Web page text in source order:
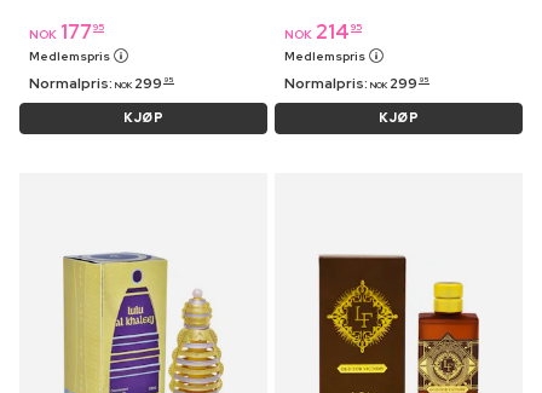
NOK 177 95
Medlemspris
Normalpris: NOK 299 95
KJØP
NOK 214 95
Medlemspris
Normalpris: NOK 299 95
KJØP